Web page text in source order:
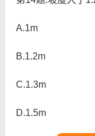
A.1m
B.1.2m
C.1.3m
D.1.5m